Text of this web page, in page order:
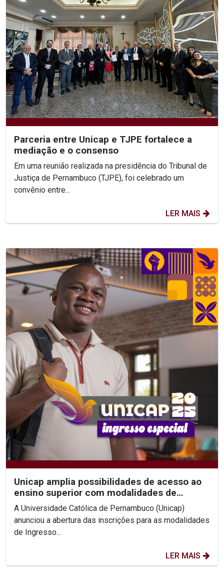
Parceria entre Unicap e TJPE fortalece a
mediação e o consenso
Em uma reunião realizada na presidência do Tribunal de
Justiça de Pernambuco (TJPE), foi celebrado um
convênio entre...
LER MAIS
Unicap amplia possibilidades de acesso ao
ensino superior com modalidades de
Ingresso Especial
A Universidade Católica de Pernambuco (Unicap)
anunciou a abertura das inscrições para as modalidades
de Ingresso...
LER MAIS